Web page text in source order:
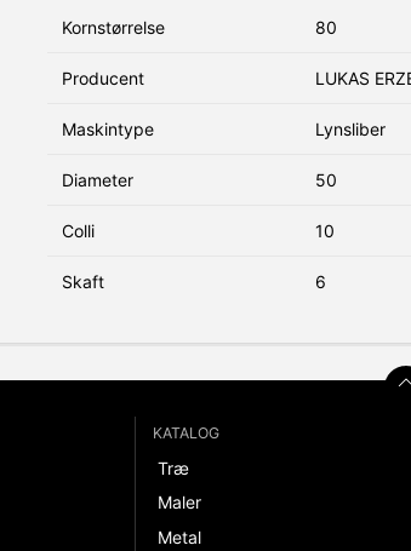
Kornstørrelse
80
Producent LUKAS
Maskintype Lynsliber
Diameter 50
Colli 10
Skaft 6
KATALOG
Træ
Maler
Metal